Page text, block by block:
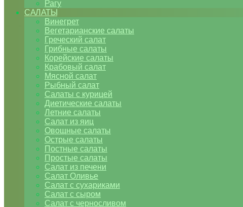
Рагу
САЛАТЫ
Винегрет
Вегетарианские салаты
Греческий салат
Грибные салаты
Корейские салаты
Крабовый салат
Мясной салат
Рыбный салат
Салаты с курицей
Диетические салаты
Летние салаты
Салат из яиц
Овощные салаты
Острые салаты
Постные салаты
Простые салаты
Салат из печени
Салат Оливье
Салат с сухариками
Салат с сыром
Салат с черносливом